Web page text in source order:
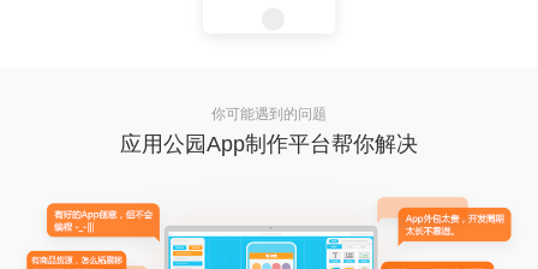
你可能遇到的问题
应用公园App制作平台帮你解决